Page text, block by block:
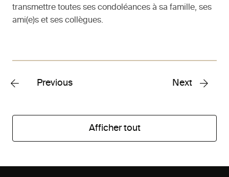
transmettre toutes ses condoléances à sa famille, ses
ami(e)s et ses collègues.
Previous Next
Afficher tout